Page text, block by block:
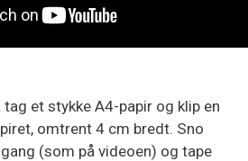
tag et stykke A4-papir og klip en
omtrent 4 cm bredt. Sno
(som på videoen) og tape